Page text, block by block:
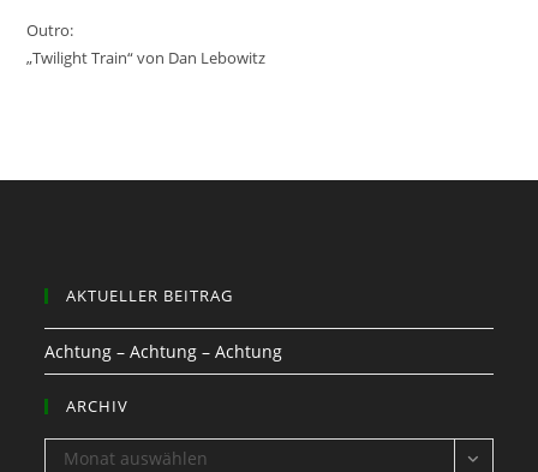
Outro:
„Twilight Train“ von Dan Lebowitz
AKTUELLER BEITRAG
Achtung – Achtung – Achtung
ARCHIV
ARCHIV
Monat auswählen